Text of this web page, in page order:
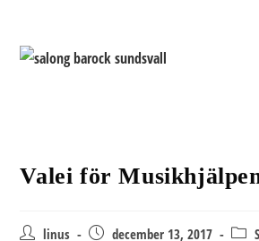
innehållet
Valei för
Inläggsförfattare:
linus
Inläggetdecember 13, 2017